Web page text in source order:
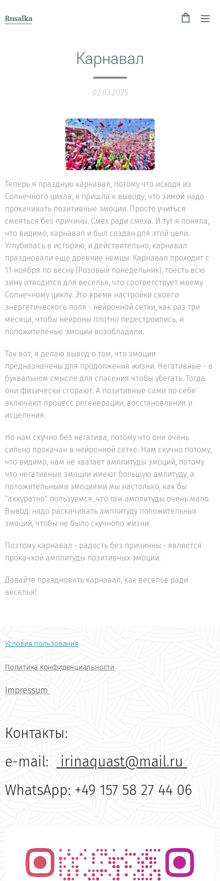
Rusalka
Карнавал
02.03.2025
Теперь я праздную карнавал, потому что исходя из
Солнечного цикла, я пришла к выводу, что зимой надо
прокачивать позитивные эмоции. Просто учиться
смеяться без причины. Смех ради смеха. И тут я поняла,
что видимо, карнавал и был создан для этой цели.
Углубилась в историю, и действительно, карнавал
праздновали еще древние немцы. Карнавал проходит с
11 ноября по весну (Розовый понедельник), тоесть всю
зиму отводится для веселья, что соответствует моему
Солнечному циклу. Это время настройки своего
энергетического поля - нейронной сетки, как раз три
месяца, чтобы нейроны плотно перестроились, и
положителеные эмоции возобладали.
Так вот, я делаю вывод о том, что эмоции
предназначены для продолжения жизни. Негативные - в
буквальном смысле для спасения чтобы убегать. Тогда
они физически сгорают. А позитивные сами по себе
включают процесс регенерации, восстановления и
исцеления.
Но нам скучно без негатива, потому что они очень
сильно прокачан в нейронной сетке. Нам скучно потому,
что видимо, нам не хватает амплитуды эмоций, потому
что негативные эмоции имеют большую амлитуду, а
положительными эмоциями мы настолько, как бы
"аккуратно" пользуемся, что там амплитуды очень мало.
Вывод: надо раскачивать амплитуду положительных
эмоций, чтобы не было скучнопо жизни.
Поэтому карнавал - радость без причинны - является
прокачкой амплитуды позитивных эмоций.
Давайте праздновать карнавал, как веселье ради
веселья!
Условия пользования
Политика конфиденциальности
Impressum
Контакты:
e-mail:
irinaquast@mail.ru
WhatsApp: +49 157 58 27 44 06